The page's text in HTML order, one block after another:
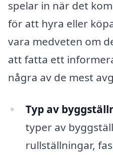
spelar in när det
för att hyra eller
vara medveten om
att fatta ett
några av de mest
Typ av
typer av
rullställningar,